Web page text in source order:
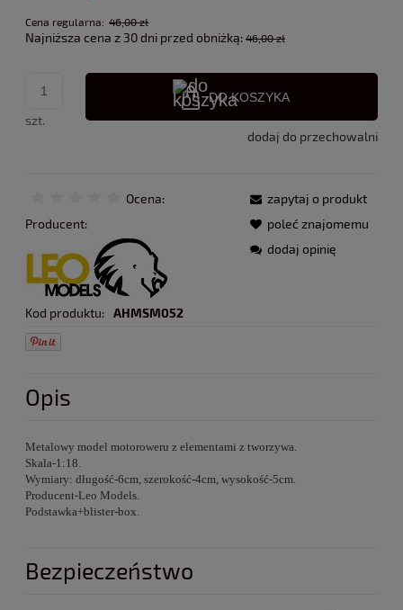
Cena regularna: 46,00 zł
Najniższa cena z 30 dni przed obniżką: 46,00 zł
szt.
DO KOSZYKA
dodaj do przechowalni
Ocena:
Producent:
Kod produktu: AHMSM052
zapytaj o produkt
poleć znajomemu
dodaj opinię
Opis
Metalowy model motoroweru z elementami z tworzywa.
Skala-1:18.
Wymiary: długość-6cm, szerokość-4cm, wysokość-5cm.
Producent-Leo Models.
Podstawka+blister-box.
Bezpieczeństwo